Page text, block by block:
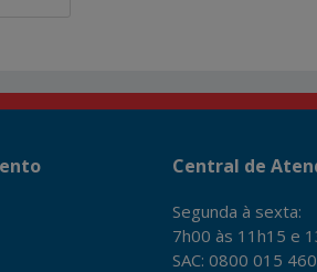
Central de
Segunda à sexta:
7h00 às 11h15 e
SAC: 0800 015